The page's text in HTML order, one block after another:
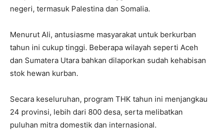
negeri, termasuk Palestina dan Somalia.
Menurut Ali, antusiasme masyarakat untuk berkurban
tahun ini cukup tinggi. Beberapa wilayah seperti Aceh
dan Sumatera Utara bahkan dilaporkan sudah kehabisan
stok hewan kurban.
Secara keseluruhan, program THK tahun ini menjangkau
24 provinsi, lebih dari 800 desa, serta melibatkan
puluhan mitra domestik dan internasional.